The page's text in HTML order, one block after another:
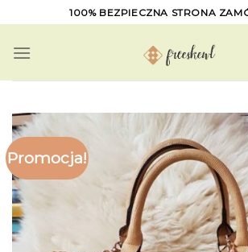
to
content
100% BEZPIECZNA STRONA
Promocja!